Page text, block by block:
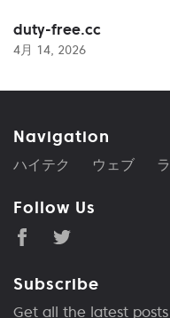
duty-free.cc
4月 14, 2026
Navigation
ハイテク ウェブ
Follow Us
Subscribe
Get all the latest